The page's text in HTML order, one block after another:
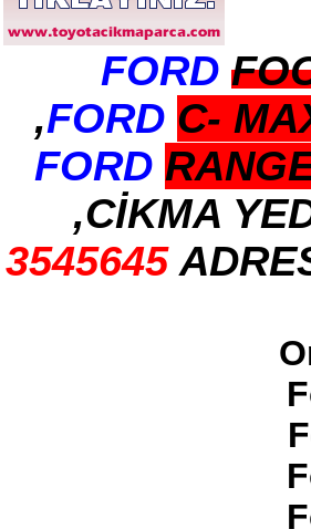
2017-2018 ford ranger arka
tampon
Ürün Kodu : 2017-2018 ford ranger
dirksiyon simidi
2017-2018 ford ranger
dirksiyon simidi
FORD
,FORD C-
FORD
,CİKMA
3545645